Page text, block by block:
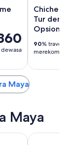
Chichen
Tur
Opsional
90% traveler
Maya
Maya
Banyan